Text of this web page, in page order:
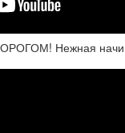
Нежная